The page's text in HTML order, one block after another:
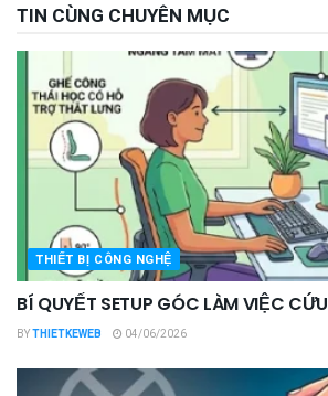
TIN CÙNG CHUYÊN MỤC
THIẾT BỊ CÔNG NGHỆ
BÍ QUYẾT SETUP GÓC LÀM VIỆC
BYTHIETKEWEB 04/06/2026